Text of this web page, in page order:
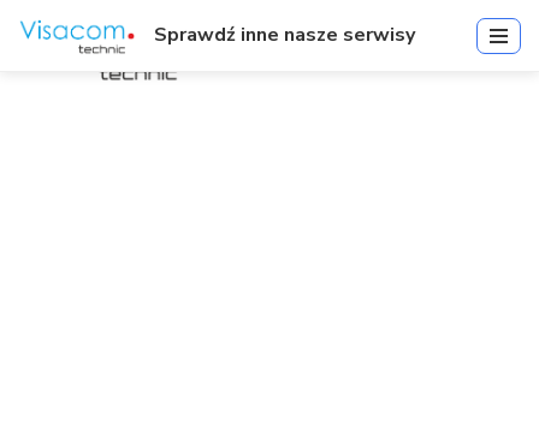
Sprawdź inne nasze serwisy